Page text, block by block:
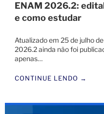
ENAM 2026.2:
e como estudar
Atualizado em 25 de julho
2026.2 ainda não foi
apenas…
CONTINUE LENDO →